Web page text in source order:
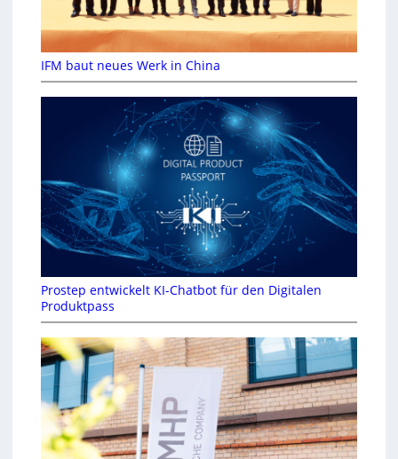
IFM baut neues Werk in China
Prostep entwickelt KI-Chatbot für den Digitalen
Produktpass